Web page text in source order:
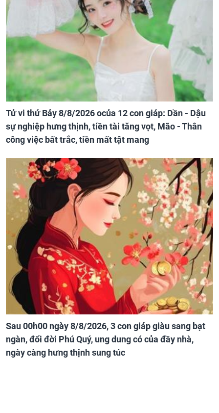
Tử vi thứ Bảy 8/8/2026 ocủa 12 con giáp: Dần - Dậu
sự nghiệp hưng thịnh, tiền tài tăng vọt, Mão - Thân
công việc bất trắc, tiền mất tật mang
Sau 00h00 ngày 8/8/2026, 3 con giáp giàu sang bạt
ngàn, đổi đời Phú Quý, ung dung có của đầy nhà,
ngày càng hưng thịnh sung túc